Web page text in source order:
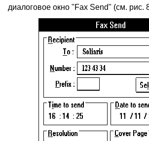
диалоговое окно "Fax Send" (см. рис.